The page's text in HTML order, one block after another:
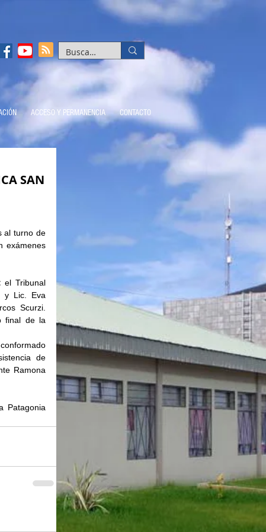
ACCESO Y PERMANENCIA CONTACTO
SAN
al turno de
exámenes
el Tribunal
y Lic. Eva
Scurzi.
final de la
de
Ramona
Patagonia